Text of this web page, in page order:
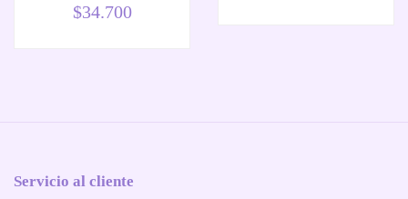
$34.700
Servicio al cliente